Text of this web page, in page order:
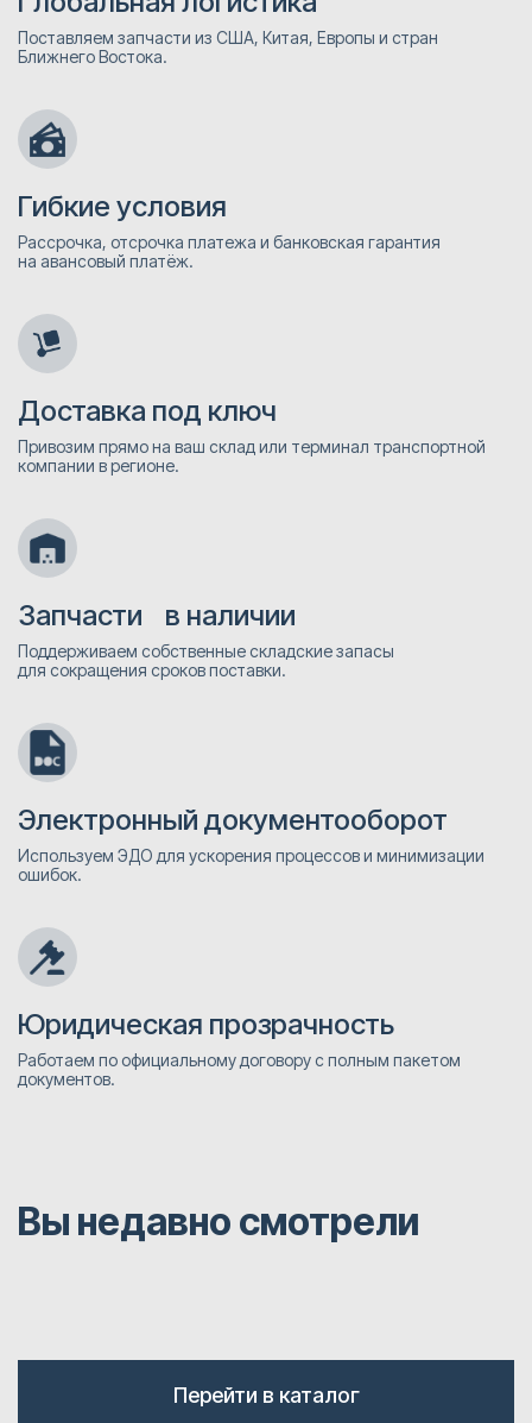
Поставляем запчасти из США, Китая, Европы и стран
Ближнего Востока.
Гибкие условия
Рассрочка, отсрочка платежа и банковская гарантия
на авансовый платёж.
Доставка под ключ
Привозим прямо на ваш склад или терминал транспортной
компании в регионе.
Запчасти в наличии
Поддерживаем собственные складские запасы
для сокращения сроков поставки.
Электронный документооборот
Используем ЭДО для ускорения процессов и минимизации
ошибок.
Юридическая прозрачность
Работаем по официальному договору с полным пакетом
документов.
Вы недавно смотрели
Перейти в каталог